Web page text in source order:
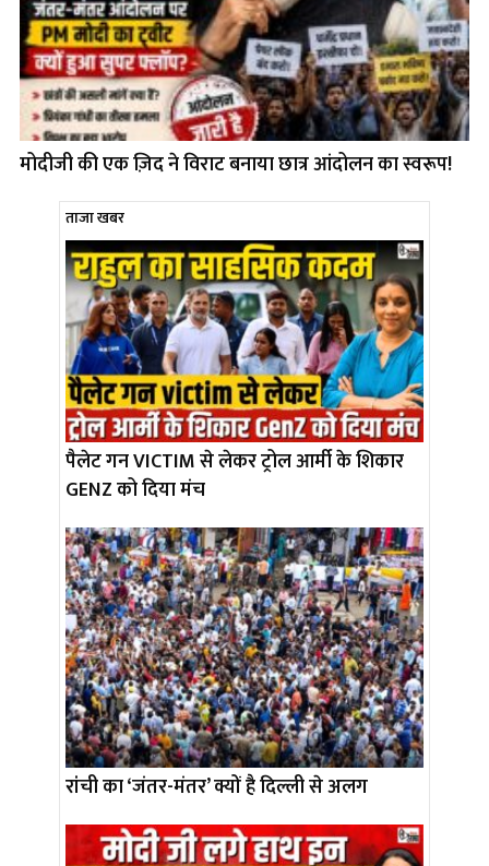
मोदीजी की एक ज़िद ने विराट बनाया छात्र आंदोलन का स्वरूप!
ताजा खबर
पैलेट गन VICTIM से लेकर ट्रोल आर्मी के शिकार
GENZ को दिया मंच
रांची का ‘जंतर-मंतर’ क्यों है दिल्ली से अलग